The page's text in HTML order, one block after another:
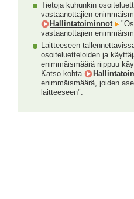
Tietoja kuhunkin
vastaanottajien
Hallintatoiminnot
vastaanottajien
Laitteeseen
osoiteluetteloiden ja
enimmäismäärä riippuu
Katso kohta
enimmäismäärä, joiden
laitteeseen".